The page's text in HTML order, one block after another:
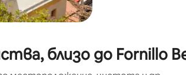
близо до Fornillo